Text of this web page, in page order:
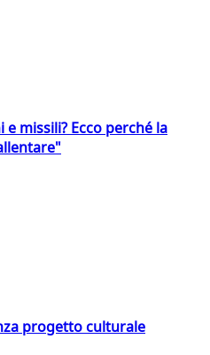
missili? Ecco perché la
progetto culturale